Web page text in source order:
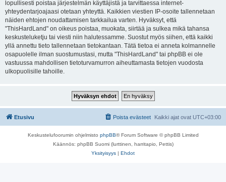
lopullisesti poistaa järjestelmän käyttäjistä ja tarvittaessa internet-
yhteydentarjoajaasi otetaan yhteyttä. Kaikkien viestien IP-osoite tallennetaan
näiden ehtojen noudattamisen tarkkailua varten. Hyväksyt, että
"ThisHardLand" on oikeus poistaa, muokata, siirtää ja sulkea mikä tahansa
keskusteluketju tai viesti niin halutessamme. Suostut myös siihen, että kaikki
yllä annettu tieto tallennetaan tietokantaan. Tätä tietoa ei anneta kolmannelle
osapuolelle ilman suostumustasi, mutta "ThisHardLand" tai phpBB ei ole
vastuussa mahdollisen tietoturvamurron aiheuttamasta tietojen vuodosta
ulkopuolisille tahoille.
Etusivu Kaikki ajat ovat UTC+03:00
Poista evästeet
Keskustelufoorumin ohjelmisto phpBB® Forum Software © phpBB Limited
Käännös: phpBB Suomi (lurttinen, harritapio, Pettis)
Yksityisyys | Ehdot